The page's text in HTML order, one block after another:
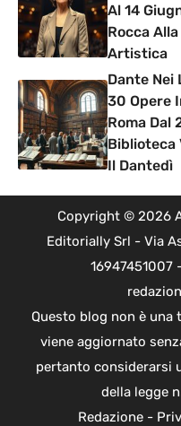
Al 14
Rocca
Artistica
Dante Nei
30 Opere
Roma Dal
Biblioteca
Il Dantedì
Copyright © 2026
Editorially Srl - Via
16947451007
Questo blog non è
viene aggiornato
pertanto considerarsi
della legge
Redazione-